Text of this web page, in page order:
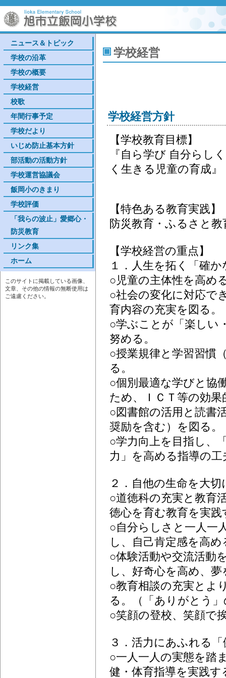
ニュース＆トピック
学校の沿革
学校の概要
学校経営
校歌
年間行事予定
学校だより
いじめ防止基本方針
部活動の活動方針
学校運営協議会
飯岡小のきまり
学校評価
「我らの波止」愛郷心・
防災教育
リンク集
ホーム
このサイトに掲載している画像、
文章、その他の情報の無断使用は
ご遠慮ください。
学校経営
学校経営方針
【学校教育目標】
『自ら学び 自分らし
く生きる児童の育成
【特色ある教育実践】
防災教育・ふるさと
【学校経営の重点】
１．人生を拓く「確
○児童の主体性を高め
○社会の変化に対応で
育内容の充実を図る。
○学ぶことが「楽しい
努める。
○授業規律と学習習慣
る。
○個別最適な学びと協
ため、ＩＣＴ等の効
○図書館の活用と読書
奨励を含む）を図る。
○学力向上を目指し、
力」を高める指導の
２．自他の生命を大
○道徳科の充実と教育
徳心を育む教育を実践
○自分らしさと一人一
し、自己肯定感を高
○体験活動や交流活動
し、好奇心を高め、
○教育相談の充実とよ
る。（「ありがとう
○笑顔の登校、笑顔で
３．活力にあふれる
○一人一人の実態を踏
健・体育指導を実践す